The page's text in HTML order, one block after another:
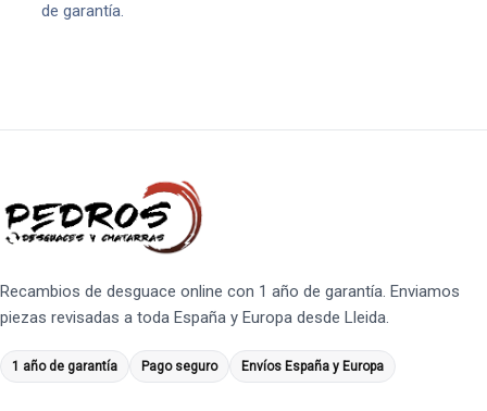
de garantía.
Recambios de desguace online con 1 año de garantía. Enviamos
piezas revisadas a toda España y Europa desde Lleida.
1 año de garantía Pago seguro Envíos España y Europa